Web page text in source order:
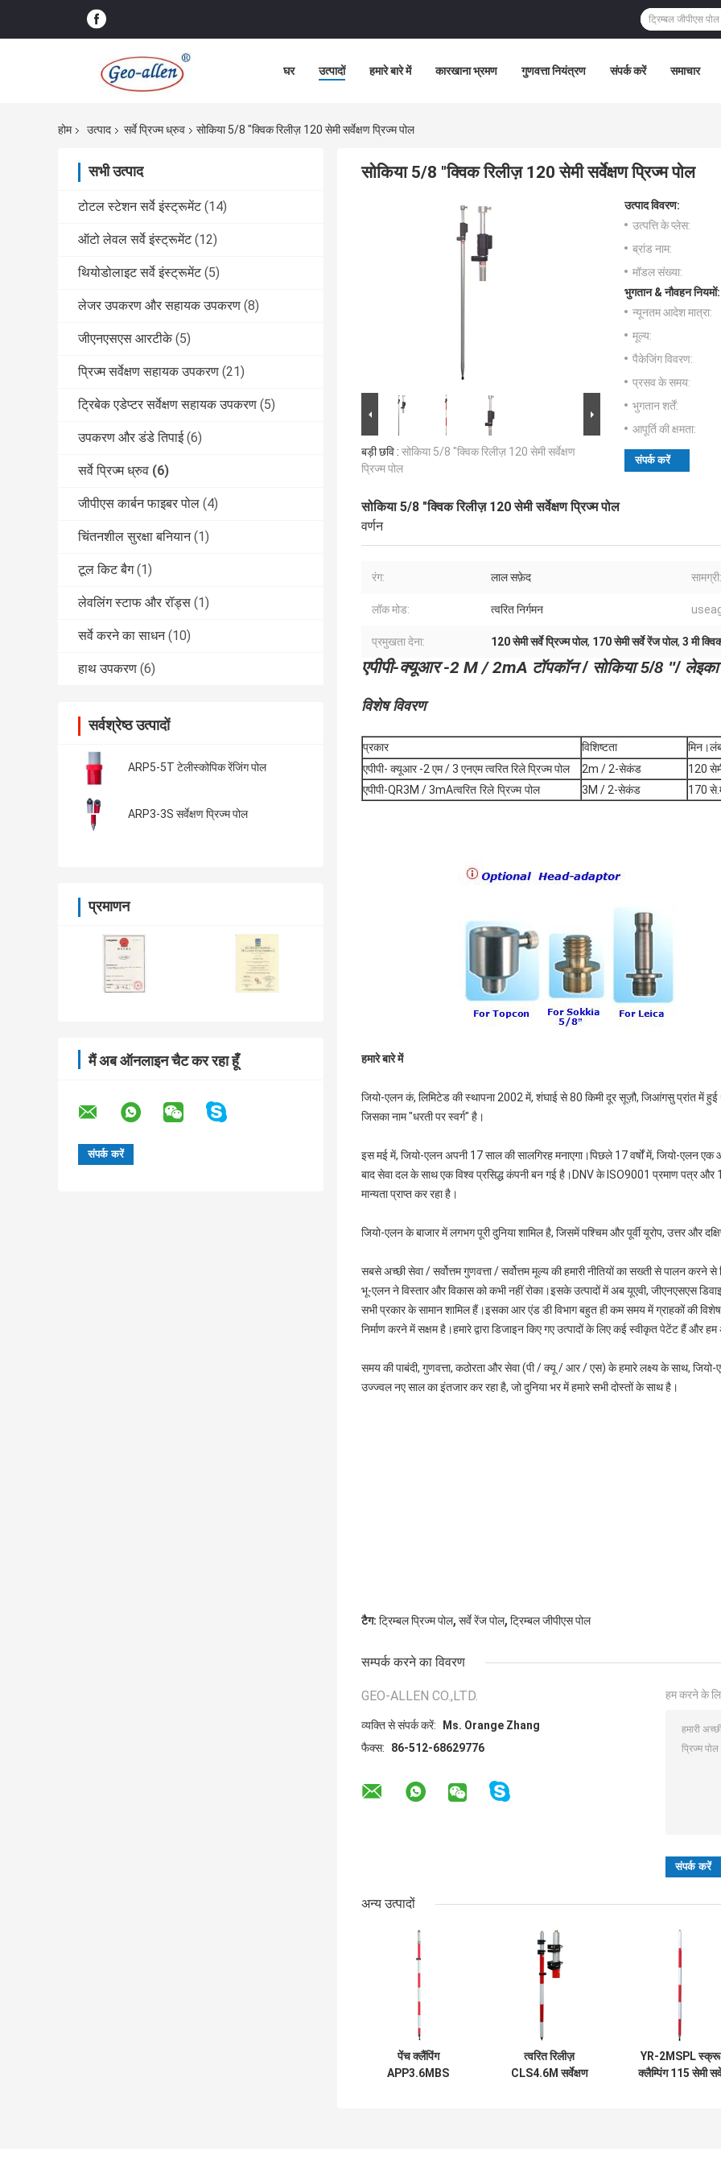
घर उत्पादों हमारे बारे में कारखाना भ्रमण गुणवत्ता नियंत्रण संपर्क करें समाचार
होम उत्पाद सर्वे प्रिज्म ध्रुव सोकिया 5/8 "क्विक रिलीज़ 120 सेमी सर्वेक्षण प्रिज्म पोल
सभी उत्पाद
टोटल स्टेशन सर्वे इंस्ट्रूमेंट (14)
ऑटो लेवल सर्वे इंस्ट्रूमेंट (12)
थियोडोलाइट सर्वे इंस्ट्रूमेंट (5)
लेजर उपकरण और सहायक उपकरण (8)
जीएनएसएस आरटीके (5)
प्रिज्म सर्वेक्षण सहायक उपकरण (21)
ट्रिबेक एडेप्टर सर्वेक्षण सहायक उपकरण (5)
उपकरण और डंडे तिपाई (6)
सर्वे प्रिज्म ध्रुव (6)
जीपीएस कार्बन फाइबर पोल (4)
चिंतनशील सुरक्षा बनियान (1)
टूल किट बैग (1)
लेवलिंग स्टाफ और रॉड्स (1)
सर्वे करने का साधन (10)
हाथ उपकरण (6)
सर्वश्रेष्ठ उत्पादों
ARP5-5T टेलीस्कोपिक रेंजिंग पोल
ARP3-3S सर्वेक्षण प्रिज्म पोल
प्रमाणन
मैं अब ऑनलाइन चैट कर रहा हूँ
सोकिया 5/8 "क्विक रिलीज़ 120 सेमी सर्वेक्षण प्रिज्म पोल
बड़ी छवि : सोकिया 5/8 "क्विक रिलीज़ 120 सेमी सर्वेक्षण
प्रिज्म पोल
उत्पाद विवरण:
उत्पत्ति के प्लेस:
ब्रांड नाम:
मॉडल संख्या:
भुगतान & नौवहन नियमों:
न्यूनतम आदेश मात्रा:
मूल्य:
पैकेजिंग विवरण:
प्रसव के समय:
भुगतान शर्तें:
आपूर्ति की क्षमता:
संपर्क करें
सोकिया 5/8 "क्विक रिलीज़ 120 सेमी सर्वेक्षण प्रिज्म पोल
वर्णन
रंग: लाल सफ़ेद सामग्री:
लॉक मोड: त्वरित निर्गमन
प्रमुखता देना: 120 सेमी सर्वे प्रिज्म पोल, 170 सेमी सर्वे रेंज पोल, 3 मी
एपीपी-क्यूआर -2 M / 2mA टॉपकॉन / सोकिया 5/8 "/ लेइका
विशेष विवरण
प्रकार विशिष्टता
एपीपी- क्यूआर -2 एम / 3 एनएम त्वरित रिले प्रिज्म पोल
2m / 2-सेकंड
120
एपीपी-QR3M / 3mAत्वरित रिले प्रिज्म पोल 3M / 2-सेकंड 170
हमारे बारे में
जियो-एलन कं, लिमिटेड की स्थापना 2002 में, शंघाई से 80 किमी दूर सूज़ौ, जिआंगसु प्रांत में
जिसका नाम "धरती पर स्वर्ग" है।
इस मई में, जियो-एलन अपनी 17 साल की सालगिरह मनाएगा।पिछले 17 वर्षों में, जियो-एलन एक
बाद सेवा दल के साथ एक विश्व प्रसिद्ध कंपनी बन गई है।DNV के ISO9001 प्रमाण पत्र और
मान्यता प्राप्त कर रहा है।
जियो-एलन के बाजार में लगभग पूरी दुनिया शामिल है, जिसमें पश्चिम और पूर्वी यूरोप, उत्तर और
सबसे अच्छी सेवा / सर्वोत्तम गुणवत्ता / सर्वोत्तम मूल्य की हमारी नीतियों का सख्ती से पालन करने
भू-एलन ने विस्तार और विकास को कभी नहीं रोका।इसके उत्पादों में अब यूएवी, जीएनएसएस
सभी प्रकार के सामान शामिल हैं।इसका आर एंड डी विभाग बहुत ही कम समय में ग्राहकों की
निर्माण करने में सक्षम है।हमारे द्वारा डिजाइन किए गए उत्पादों के लिए कई स्वीकृत पेटेंट हैं
समय की पाबंदी, गुणवत्ता, कठोरता और सेवा (पी / क्यू / आर / एस) के हमारे लक्ष्य के साथ,
उज्ज्वल नए साल का इंतजार कर रहा है, जो दुनिया भर में हमारे सभी दोस्तों के साथ है।
टैग: ट्रिम्बल प्रिज्म पोल, सर्वे रेंज पोल, ट्रिम्बल जीपीएस पोल
सम्पर्क करने का विवरण
GEO-ALLEN CO.,LTD.
व्यक्ति से संपर्क करें:
Ms. Orange Zhang
फैक्स:
86-512-68629776
हम करने के
अन्य उत्पादों
पेंच क्लैंपिंग
APP3.6MBS
त्वरित रिलीज़
CLS4.6M सर्वेक्षण
YR-2MSPL स्क्रू
क्लैम्पिंग 115 सेमी